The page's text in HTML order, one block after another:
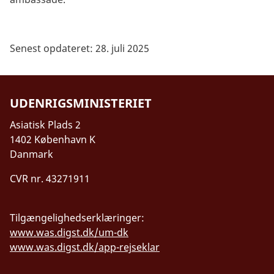
Senest opdateret: 28. juli 2025
UDENRIGSMINISTERIET
Asiatisk Plads 2
1402 København K
Danmark
CVR nr. 43271911
Tilgængelighedserklæringer:
www.was.digst.dk/um-dk
www.was.digst.dk/app-rejseklar